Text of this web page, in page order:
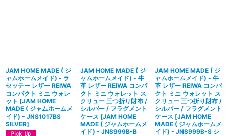
JAM HOME MADE ( ジ
ャムホームメイド) - ラ
セッテー レザー REIWA
コンパクト ミニ ウォレ
ット [JAM HOME
MADE ( ジャムホームメ
イド) - JNS1017BS
SILVER]
JAM HOME MADE ( ジ
ャムホームメイド) - 牛
革 レザー REIWA コンパ
クト ミニ ウォレット ス
クリュー 三つ折り財布 /
シルバー / フラグメント
ケース [JAM HOME
MADE ( ジャムホームメ
イド) - JNS999B-B
JAM HOME MADE ( ジ
ャムホームメイド) - 牛
革 レザー REIWA コンパ
クト ミニ ウォレット ス
クリュー 三つ折り財布 /
シルバー / フラグメント
ケース [JAM HOME
MADE ( ジャムホームメ
イド) - JNS999B-S シ